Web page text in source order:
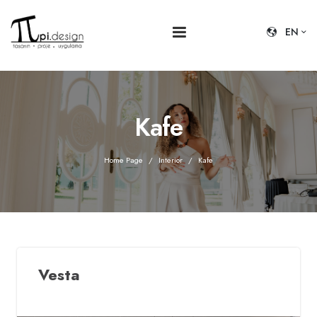
EN
Kafe
Home Page Interior Kafe
Vesta